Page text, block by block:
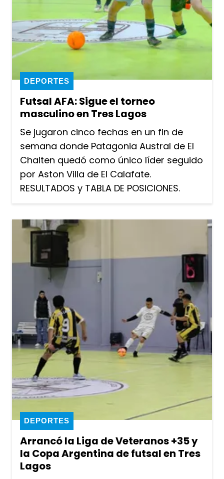
Futsal AFA: Sigue el torneo
masculino en Tres Lagos
DEPORTES
Se jugaron cinco fechas en un fin de
semana donde Patagonia Austral de El
Chalten quedó como único líder seguido
por Aston Villa de El Calafate.
RESULTADOS y TABLA DE POSICIONES.
Arrancó la Liga de Veteranos +35 y
la Copa Argentina de futsal en Tres
Lagos
DEPORTES